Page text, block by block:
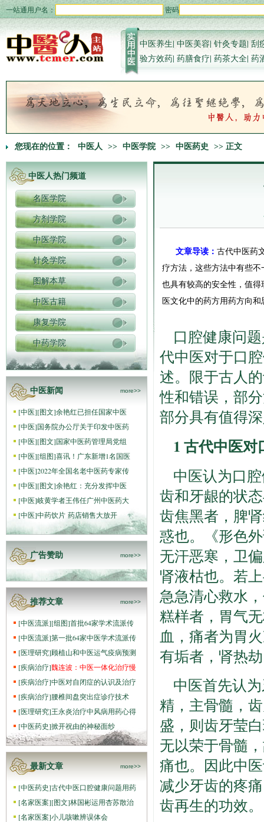
一站通用户名： 密码
中医养生|中医美容|针灸专题|刮
验方效药| 药膳食疗| 药茶大全| 药
您现在的位置： 中医人 >> 中医学院 >> 中医药史 >> 正文
中医人热门频道
名医学院
方剂学院
中医学院
针灸学院
图解本草
中医古籍
康复学院
中药学院
中医新闻 more>>
[中医][图文]余艳红已担任国家中医
[中医]国务院办公厅关于印发中医药
[中医][图文]国家中医药管理局党组
[中医][组图]喜讯！广东新增1名国医
[中医]2022年全国名老中医药专家传
[中医][图文]余艳红：充分发挥中医
[中医]岐黄学者王伟任广州中医药大
[中医]中药饮片 药店销售大放开
广告赞助 more>>
推荐文章 more>>
[中医流派][组图]首批64家学术流派传
[中医流派]第一批64家中医学术流派传
[医理研究]顾植山和中医运气疫病预测
[疾病治疗]魏连波：中医一体化治疗慢
[疾病治疗]中医对自闭症的认识及治疗
[疾病治疗]腰椎间盘突出症诊疗技术
[医理研究]王永炎治疗中风病用药心得
[中医药史]掀开祝由的神秘面纱
最新文章 more>>
[中医药史]古代中医口腔健康问题用药
[名家医案][图文]林国彬运用杏苏散治
[名家医案]小儿咳嗽辨误体会
文章导读： 古代中医药
疗方法，这些方法中有些
也具有较高的安全性，值
医文化中的药方用药方向
口腔健康问
代中医对于口
述。限于古人
性和错误，部
部分具有值得
1 古代中医
中医认为口
齿和牙龈的状
齿焦黑者，脾
惑也。《形色
无汗恶寒，卫
肾液枯也。若
急急清心救水
糕样者，胃气
血，痛者为胃
有垢者，肾热
中医首先认
精，主骨髓，
盛，则齿牙莹
无以荣于骨髓
痛也。因此中
减少牙齿的疼
齿再生的功效。